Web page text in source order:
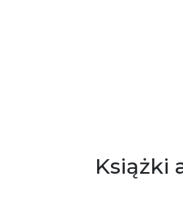
Książki